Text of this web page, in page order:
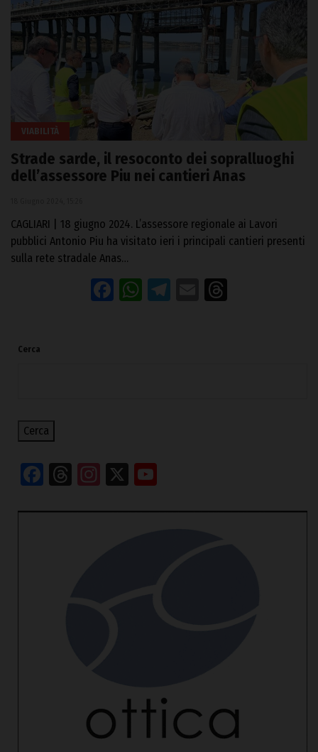
VIABILITÀ
Strade sarde, il resoconto dei sopralluoghi
dell’assessore Piu nei cantieri Anas
CAGLIARI | 18 giugno 2024. L’assessore regionale ai Lavori
pubblici Antonio Piu ha visitato ieri i principali cantieri presenti
sulla rete stradale Anas…
Facebook
WhatsApp
Telegram
Email
Cerca
Cerca
Facebook
Threads
Instagram
X